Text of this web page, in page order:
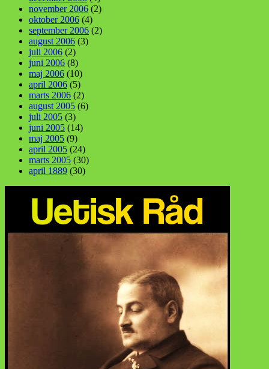
november 2006 (2)
oktober 2006 (4)
september 2006 (2)
august 2006 (3)
juli 2006 (2)
juni 2006 (8)
maj 2006 (10)
april 2006 (5)
marts 2006 (2)
august 2005 (6)
juli 2005 (3)
juni 2005 (14)
maj 2005 (9)
april 2005 (24)
marts 2005 (30)
april 1889 (30)